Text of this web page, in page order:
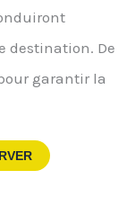
destination. De
garantir la